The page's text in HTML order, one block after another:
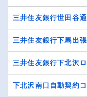
三井住友銀行世田谷
三井住友銀行下馬出
三井住友銀行下北沢
下北沢南口自動契約